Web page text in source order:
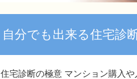
自分でも出来る住宅
住宅診断の極意 マンション購入